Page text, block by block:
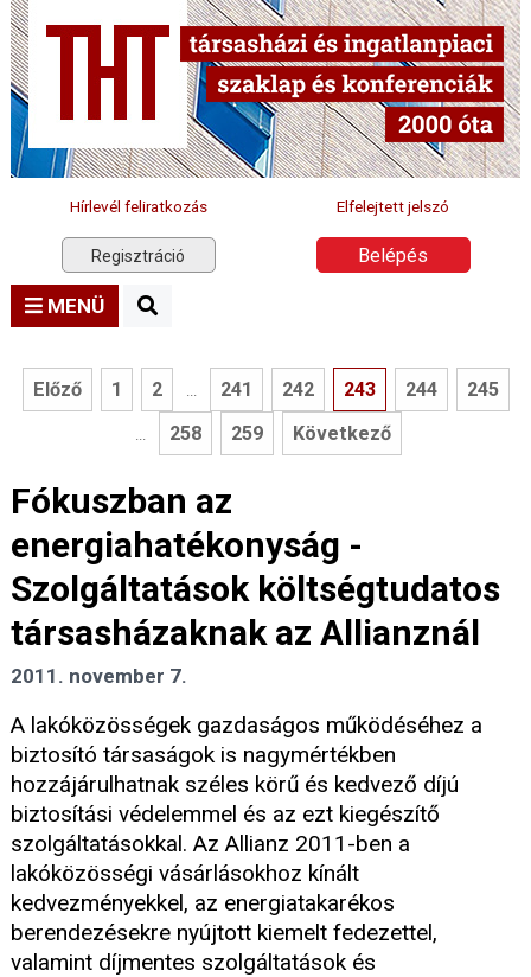
Hírlevél feliratkozás Elfelejtett jelszó
Regisztráció Belépés
MENÜ
Előző 1 2 ... 241 242 243 244 245
... 258 259 Következő
Fókuszban az
energiahatékonyság -
Szolgáltatások költségtudatos
társasházaknak az Allianznál
2011. november 7.
A lakóközösségek gazdaságos működéséhez a
biztosító társaságok is nagymértékben
hozzájárulhatnak széles körű és kedvező díjú
biztosítási védelemmel és az ezt kiegészítő
szolgáltatásokkal. Az Allianz 2011-ben a
lakóközösségi vásárlásokhoz kínált
kedvezményekkel, az energiatakarékos
berendezésekre nyújtott kiemelt fedezettel,
valamint díjmentes szolgáltatások és